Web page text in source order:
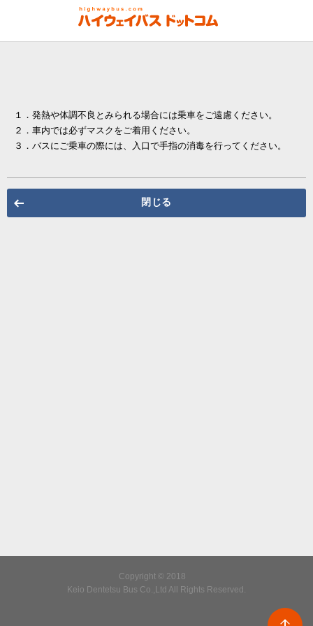
１．発熱や体調不良とみられる場合には乗車をご遠慮ください。
２．車内では必ずマスクをご着用ください。
３．バスにご乗車の際には、入口で手指の消毒を行ってください。
閉じる
Copyright © 2018
Keio Dentetsu Bus Co.,Ltd All Rights Reserved.